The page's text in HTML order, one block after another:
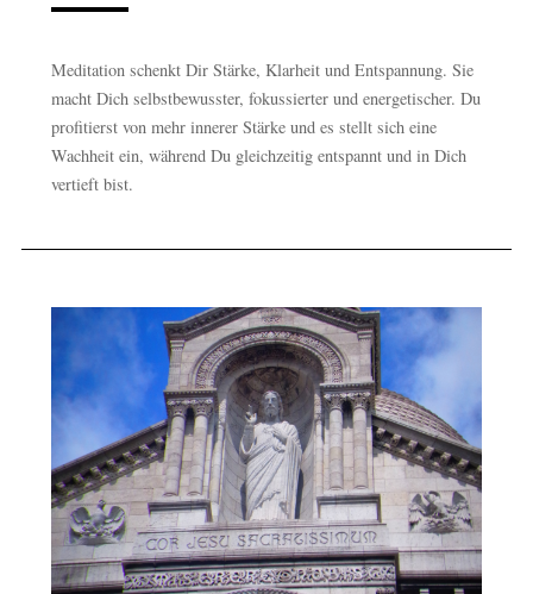
Meditation schenkt Dir Stärke, Klarheit und Entspannung. Sie
macht Dich selbstbewusster, fokussierter und energetischer. Du
profitierst von mehr innerer Stärke und es stellt sich eine
Wachheit ein, während Du gleichzeitig entspannt und in Dich
vertieft bist.